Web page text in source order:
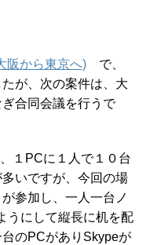
阪から東京へ) で、
が、次の案件は、大
合同会議を行うで
１PCに１人で１０台
いですが、今回の場
参加し、一人一台ノ
うにして縦長に机を配
のPCがありSkypeが